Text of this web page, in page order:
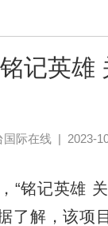
记英雄
国际在线| 2023-
铭记英雄 关
了解，该项